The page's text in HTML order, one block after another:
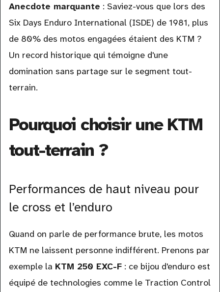
Anecdote marquante : Saviez-vous que lors des
Six Days Enduro International (ISDE) de 1981, plus
de 80% des motos engagées étaient des KTM ?
Un record historique qui témoigne d'une
domination sans partage sur le segment tout-
terrain.
Pourquoi choisir une KTM
tout-terrain ?
Performances de haut niveau pour
le cross et l’enduro
Quand on parle de performance brute, les motos
KTM ne laissent personne indifférent. Prenons par
exemple la KTM 250 EXC-F: ce bijou d'enduro est
équipé de technologies comme le Traction Control